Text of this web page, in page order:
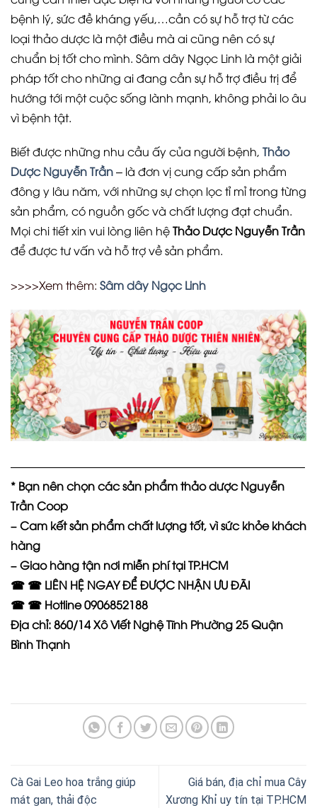
bệnh lý, sức đề kháng yếu,…cần có sự hỗ trợ từ các
loại thảo dược là một điều mà ai cũng nên có sự
chuẩn bị tốt cho mình. Sâm dây Ngọc Linh là một giải
pháp tốt cho những ai đang cần sự hỗ trợ điều trị để
hướng tới một cuộc sống lành mạnh, không phải lo âu
vì bệnh tật.
Biết được những nhu cầu ấy của người bệnh, Thảo
Dược Nguyễn Trần– là đơn vị cung cấp sản phẩm
đông y lâu năm, với những sự chọn lọc tỉ mỉ trong từng
sản phẩm, có nguồn gốc và chất lượng đạt chuẩn.
Mọi chi tiết xin vui lòng liên hệThảo Dược Nguyễn Trần
để được tư vấn và hỗ trợ về sản phẩm.
>>>>Xem thêm: Sâm dây Ngọc Linh
——————————————————————————
* Bạn nên chọn các sản phẩm thảo dược Nguyễn
Trần Coop
– Cam kết sản phẩm chất lượng tốt, vì sức khỏe khách
hàng
– Giao hàng tận nơi miễn phí tại TP.HCM
☎ ☎ LIÊN HỆ NGAY ĐỂ ĐƯỢC NHẬN ƯU ĐÃI
☎ ☎ Hotline 0906852188
Địa chỉ: 860/14 Xô Viết Nghệ Tĩnh Phường 25 Quận
Bình Thạnh
Cà Gai Leo hoa trắng giúp
mát gan, thải độc
Giá bán, địa chỉ mua Cây
Xương Khỉ uy tín tại TP.HCM